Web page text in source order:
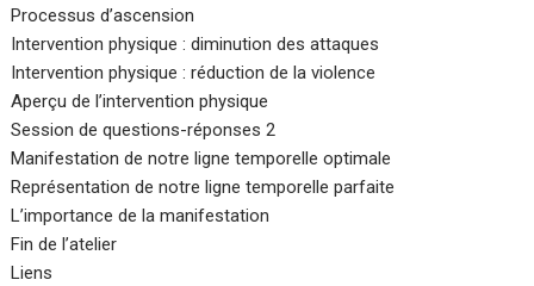
Processus d’ascension
Intervention physique : diminution des attaques
Intervention physique : réduction de la violence
Aperçu de l’intervention physique
Session de questions-réponses 2
Manifestation de notre ligne temporelle optimale
Représentation de notre ligne temporelle parfaite
L’importance de la manifestation
Fin de l’atelier
Liens